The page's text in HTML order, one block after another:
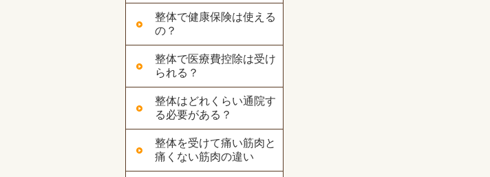
整体で健康保険は使える
の？
整体で医療費控除は受け
られる？
整体はどれくらい通院す
る必要がある？
整体を受けて痛い筋肉と
痛くない筋肉の違い